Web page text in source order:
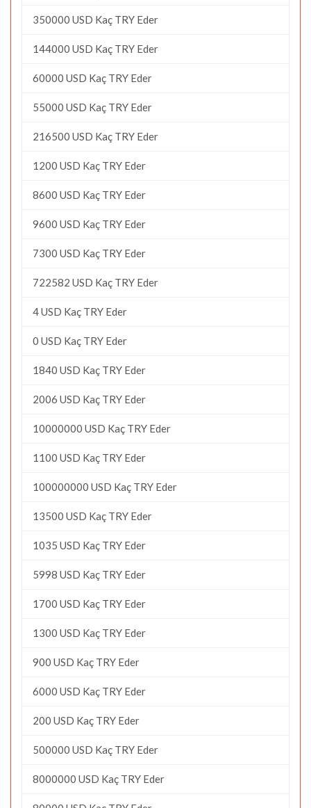
350000 USD Kaç TRY Eder
144000 USD Kaç TRY Eder
60000 USD Kaç TRY Eder
55000 USD Kaç TRY Eder
216500 USD Kaç TRY Eder
1200 USD Kaç TRY Eder
8600 USD Kaç TRY Eder
9600 USD Kaç TRY Eder
7300 USD Kaç TRY Eder
722582 USD Kaç TRY Eder
4 USD Kaç TRY Eder
0 USD Kaç TRY Eder
1840 USD Kaç TRY Eder
2006 USD Kaç TRY Eder
10000000 USD Kaç TRY Eder
1100 USD Kaç TRY Eder
100000000 USD Kaç TRY Eder
13500 USD Kaç TRY Eder
1035 USD Kaç TRY Eder
5998 USD Kaç TRY Eder
1700 USD Kaç TRY Eder
1300 USD Kaç TRY Eder
900 USD Kaç TRY Eder
6000 USD Kaç TRY Eder
200 USD Kaç TRY Eder
500000 USD Kaç TRY Eder
8000000 USD Kaç TRY Eder